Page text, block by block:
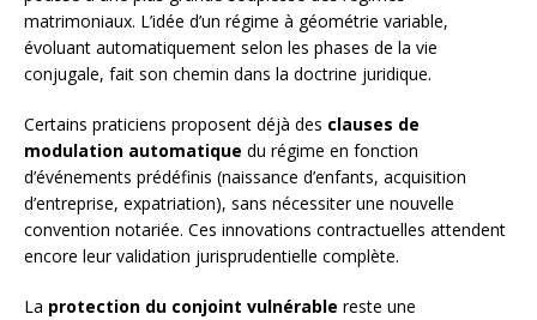
matrimoniaux. L’idée d’un régime à géométrie variable,
évoluant automatiquement selon les phases de la vie
conjugale, fait son chemin dans la doctrine juridique.
Certains praticiens proposent déjà des clauses de
modulation automatique du régime en fonction
d’événements prédéfinis (naissance d’enfants, acquisition
d’entreprise, expatriation), sans nécessiter une nouvelle
convention notariée. Ces innovations contractuelles attendent
encore leur validation jurisprudentielle complète.
La protection du conjoint vulnérable reste une